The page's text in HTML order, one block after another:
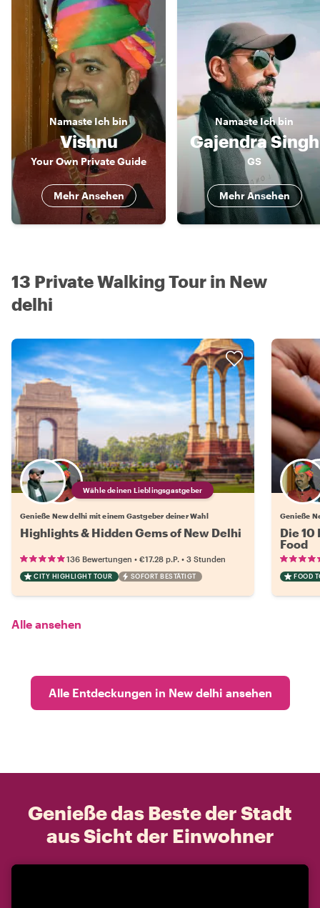
NamasteIch bin
Vishnu
Your Own Private Guide
Mehr Ansehen
Namaste Ich bin
Gajendra Singh
GS
Mehr Ansehen
13 Private Walking Tour in New
delhi
Wähle deinen Lieblingsgastgeber
Genieße New delhi mit einem Gastgeber deiner Wahl
Highlights & Hidden Gems of New Delhi
136 Bewertungen • €17.28 p.P. • 3 Stunden
CITY HIGHLIGHT TOUR SOFORT BESTÄTIGT
Genieße
Die 10
Food
FOOD
Alle ansehen
Alle Entdeckungen in New delhi ansehen
Genieße das Beste der Stadt
aus Sicht der Einwohner